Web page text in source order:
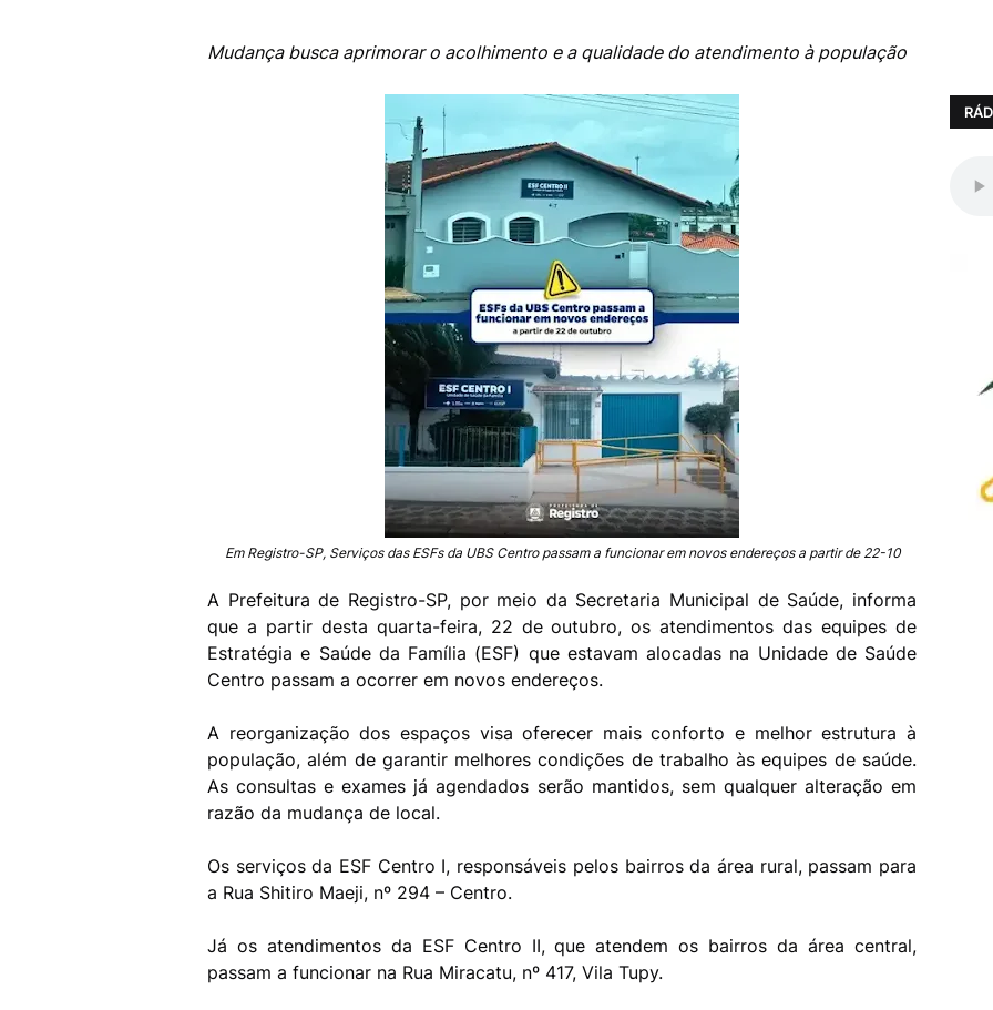
Mudança busca aprimorar o acolhimento e a qualidade do atendimento à população
Em Registro-SP, Serviços das ESFs da UBS Centro passam a funcionar em novos endereços a partir de 22-10
A Prefeitura de Registro-SP, por meio da Secretaria Municipal de Saúde, informa
que a partir desta quarta-feira, 22 de outubro, os atendimentos das equipes de
Estratégia e Saúde da Família (ESF) que estavam alocadas na Unidade de Saúde
Centro passam a ocorrer em novos endereços.
A reorganização dos espaços visa oferecer mais conforto e melhor estrutura à
população, além de garantir melhores condições de trabalho às equipes de saúde.
As consultas e exames já agendados serão mantidos, sem qualquer alteração em
razão da mudança de local.
Os serviços da ESF Centro I, responsáveis pelos bairros da área rural, passam para
a Rua Shitiro Maeji, nº 294 – Centro.
Já os atendimentos da ESF Centro II, que atendem os bairros da área central,
passam a funcionar na Rua Miracatu, nº 417, Vila Tupy.